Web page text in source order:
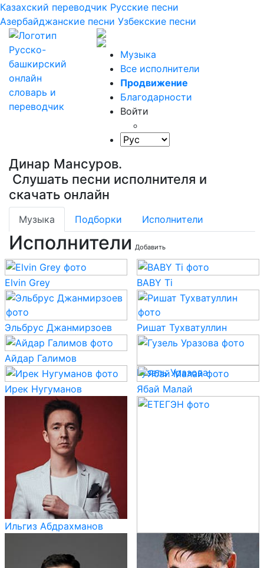
Казахский переводчик Русские песни
Азербайджанские песни Узбекские песни
Музыка
Все исполнители
Продвижение
Благодарности
Войти
Динар Мансуров.
Слушать песни исполнителя и
скачать онлайн
Музыка Подборки Исполнители
Исполнители Добавить
Elvin Grey BABY Ti
Эльбрус Джанмирзоев Ришат Тухватуллин
Айдар Галимов
Гузель Уразова
Ирек Нугуманов
Ябай Малай
Ильгиз Абдрахманов
ЕТЕГЭН